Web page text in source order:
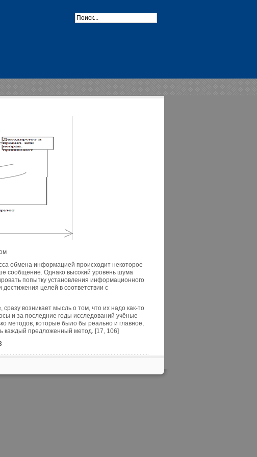
обмена информацией происходит некоторое
сообщение. Однако высокий уровень шума
попытку установления информационного
целей в соответствии с
возникает мысль о том, что их надо как-то
и за последние годы исследований учёные
методов, которые было бы реально и главное,
каждый предложенный метод. [17, 106]